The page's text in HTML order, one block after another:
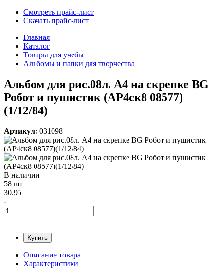
Смотреть прайс-лист
Скачать прайс-лист
Главная
Каталог
Товары для учебы
Альбомы и папки для творчества
Альбом для рис.08л. А4 на скрепке BG
Робот и пушистик (АР4ск8 08577)
(1/12/84)
Артикул: 031098
В наличии
58 шт
30.95
-
+
Купить
Описание товара
Характеристики